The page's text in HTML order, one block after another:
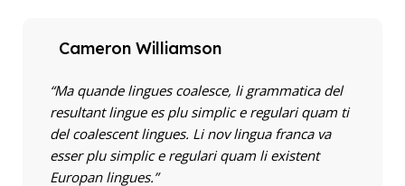
Cameron Williamson
“Ma quande lingues coalesce, li grammatica del
resultant lingue es plu simplic e regulari quam ti
del coalescent lingues. Li nov lingua franca va
esser plu simplic e regulari quam li existent
Europan lingues.”